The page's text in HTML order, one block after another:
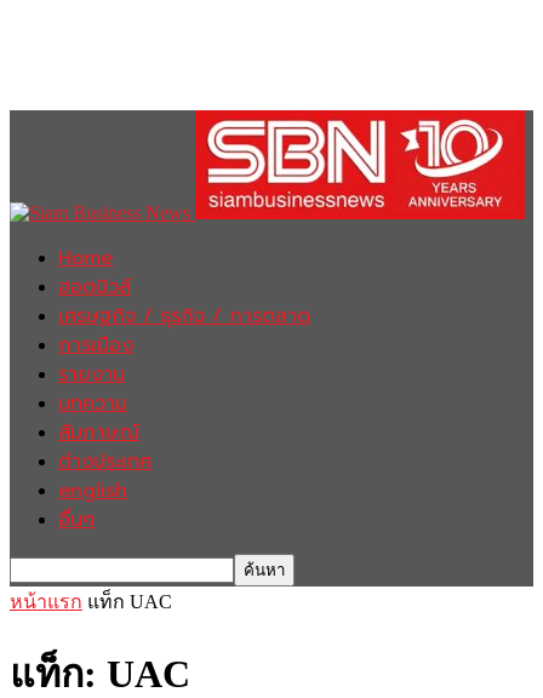
Home
ฮอตนิวส์
เศรษฐกิจ / ธุรกิจ / การตลาด
การเมือง
รายงาน
บทความ
สัมภาษณ์
ต่างประเทศ
english
อื่นๆ
หน้าแรก แท็ก UAC
แท็ก: UAC